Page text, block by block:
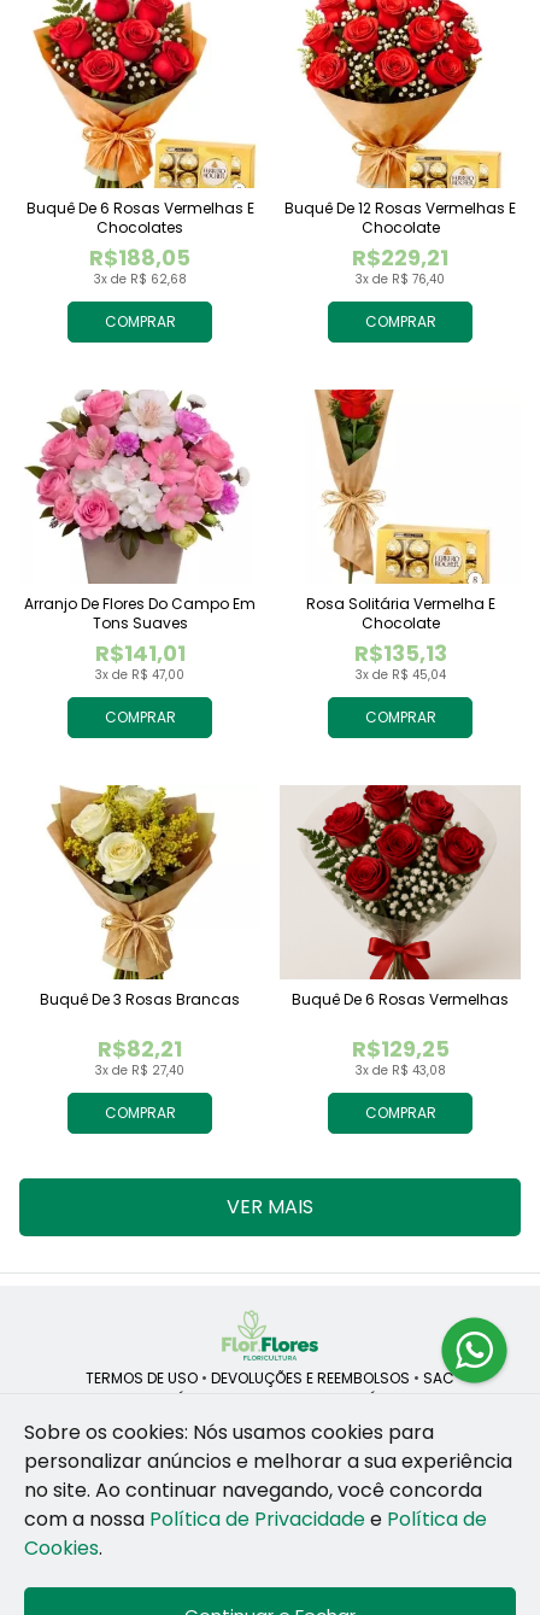
COMPRAR
3x de R$ 62,68
R$188,05
Buquê De 6 Rosas Vermelhas E
Chocolates
COMPRAR
3x de R$ 76,40
R$229,21
Buquê De 12 Rosas Vermelhas E
Chocolate
COMPRAR
3x de R$ 47,00
R$141,01
Arranjo De Flores Do Campo Em
Tons Suaves
COMPRAR
3x de R$ 45,04
R$135,13
Rosa Solitária Vermelha E
Chocolate
COMPRAR
3x de R$ 27,40
R$82,21
Buquê De 3 Rosas Brancas
COMPRAR
3x de R$ 43,08
R$129,25
Buquê De 6 Rosas Vermelhas
VER MAIS
TERMOS DE USO • DEVOLUÇÕES E REEMBOLSOS • SAC
POLÍTICA DE PRIVACIDADE POLÍTICA DE COOKIES
ROSANE CRISTINA LINS DE VESCONCELOS | CNPJ: 55.381.783/0001-92
CAIS SANTA RITA, no SN, BOX 34-35, Sao Jose - Recife - PE - 50020-
© 2024-2026 - Todos os direitos reservados - Desenvolvido por
Sobre os cookies: Nós usamos cookies para
personalizar anúncios e melhorar a sua experiência
no site. Ao continuar navegando, você concorda
com a nossa Política de Privacidadee Política de
Cookies.